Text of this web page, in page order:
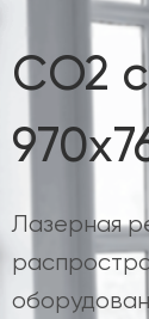
CO2
Лазерная